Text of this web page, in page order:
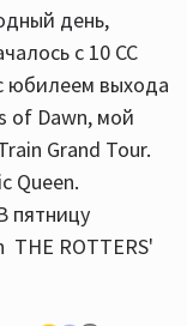
день,
с 10 СС
юбилеем выхода
of Dawn, мой
Grand Tour.
Queen.
пятницу
ROTTERS'